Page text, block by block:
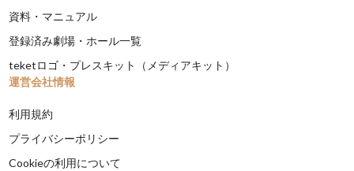
資料・マニュアル
登録済み劇場・ホール一覧
teketロゴ・プレスキット（メディアキット）
運営会社情報
利用規約
プライバシーポリシー
Cookieの利用について